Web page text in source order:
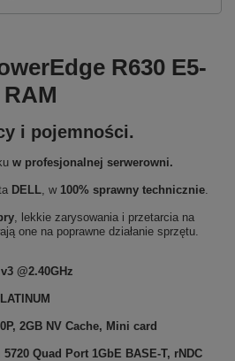
R630 E5-
i pojemności.
w profesjonalnej serwerowni.
DELL , w 100% sprawny technicznie
lekkie zarysowania i przetarcia na
one na poprawne działanie sprzętu.
@2.40GHz
2GB NV Cache, Mini card
5720 Quad Port 1GbE BASE-T, rNDC